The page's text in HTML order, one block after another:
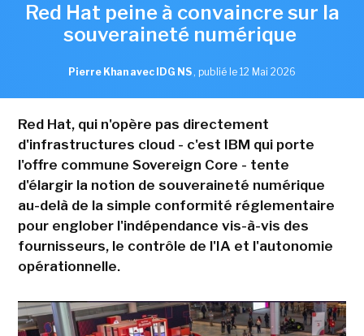
Red Hat peine à convaincre sur la
souveraineté numérique
Pierre Khan avec IDG NS , publié le 12 Mai 2026
Red Hat, qui n'opère pas directement
d'infrastructures cloud - c'est IBM qui porte
l'offre commune Sovereign Core - tente
d'élargir la notion de souveraineté numérique
au-delà de la simple conformité réglementaire
pour englober l'indépendance vis-à-vis des
fournisseurs, le contrôle de l'IA et l'autonomie
opérationnelle.